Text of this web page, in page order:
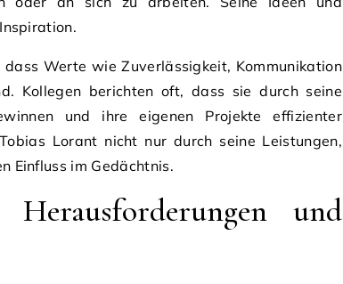
Werte wie Zuverlässigkeit, Kommunikation
Kollegen berichten oft, dass sie durch seine
und ihre eigenen Projekte effizienter
Lorant nicht nur durch seine Leistungen,
Einfluss im Gedächtnis.
und